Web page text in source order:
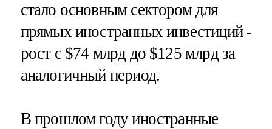
стало основным сектором для
прямых иностранных инвестиций -
рост с $74 млрд до $125 млрд за
аналогичный период.
В прошлом году иностранные